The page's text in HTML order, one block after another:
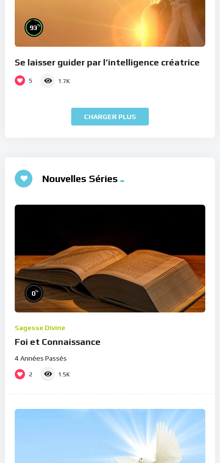
93%
Se laisser guider par l’intelligence créatrice
5 1.7K
CHARGER PLUS
Nouvelles Séries
0%
Sagesse Divine
Foi et Connaissance
4 Années Passés
2 1.5K